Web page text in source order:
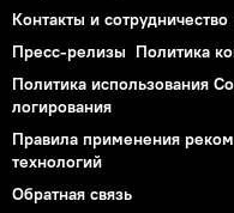
Контакты и сотрудничество
Пресс-релизы Политика
Политика использования
логирования
Правила применения
технологий
Обратная связь